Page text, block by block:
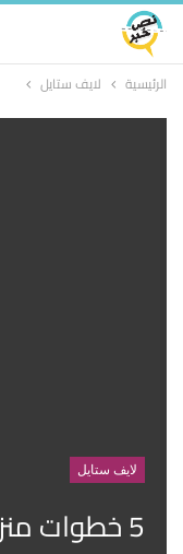
الرئيسية لايف ستايل
لايف ستايل
5 خطوات منزلية تمنحك وزناً مثالياً!